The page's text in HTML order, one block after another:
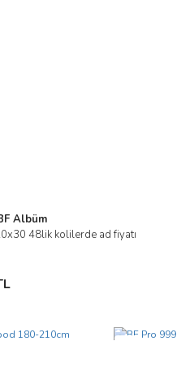
Albüm
48lik kolilerde ad fiyatı
İncele
Ekle